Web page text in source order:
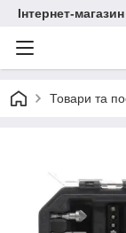
Інтернет-
Товари та